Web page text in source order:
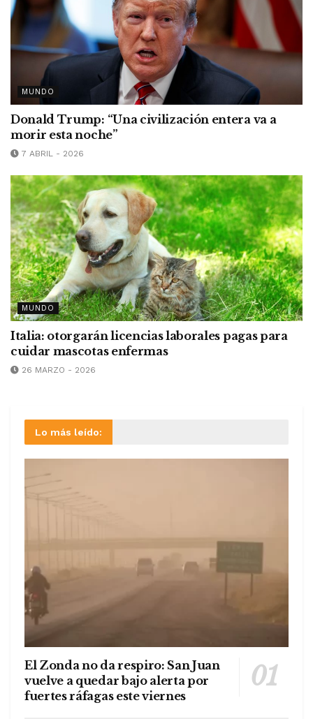
MUNDO
Donald Trump: “Una civilización entera va a
morir esta noche”
7 ABRIL - 2026
MUNDO
Italia: otorgarán licencias laborales pagas para
cuidar mascotas enfermas
26 MARZO - 2026
Lo más leído:
El Zonda no da respiro: San Juan
vuelve a quedar bajo alerta por
fuertes ráfagas este viernes